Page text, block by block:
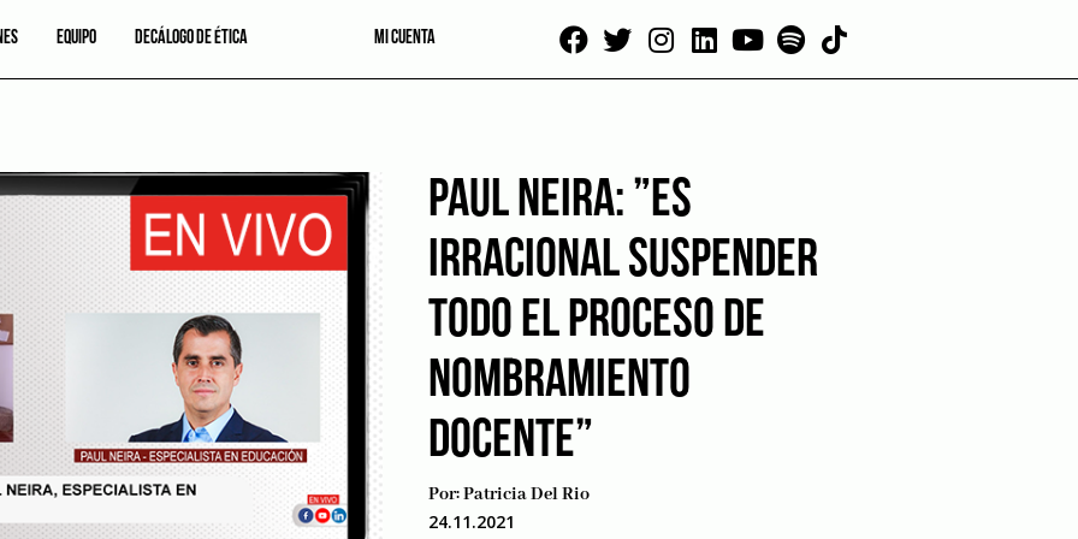
EQUIPO DECÁLOGO DE ÉTICA MI CUENTA
PAUL NEIRA: ”ES
IRRACIONAL SUSPENDER
TODO EL PROCESO DE
NOMBRAMIENTO
DOCENTE”
Por:Patricia Del Rio
24.11.2021